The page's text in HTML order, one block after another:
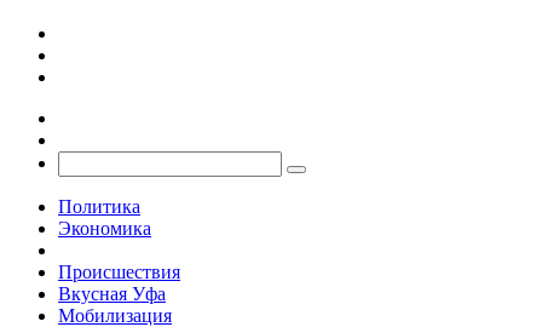
Политика
Экономика
Происшествия
Вкусная Уфа
Мобилизация